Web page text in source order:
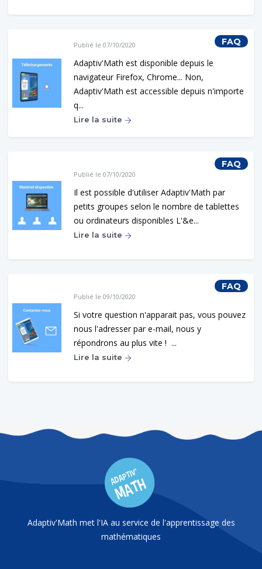
FAQ
Publié le 07/10/2020
Adaptiv'Math est disponible depuis le
navigateur Firefox, Chrome... Non,
Adaptiv'Math est accessible depuis n'importe
q...
Lire la suite
FAQ
Publié le 07/10/2020
Il est possible d'utiliser Adaptiv'Math par
petits groupes selon le nombre de tablettes
ou ordinateurs disponibles L'&e...
Lire la suite
FAQ
Publié le 09/10/2020
Si votre question n'apparait pas, vous pouvez
nous l'adresser par e-mail, nous y
répondrons au plus vite ! ...
Lire la suite
Adaptiv'Math met l'IA au service de l'apprentissage des
mathématiques